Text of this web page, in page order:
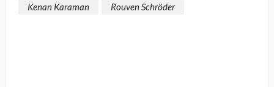
Kenan Karaman
Rouven Schröder